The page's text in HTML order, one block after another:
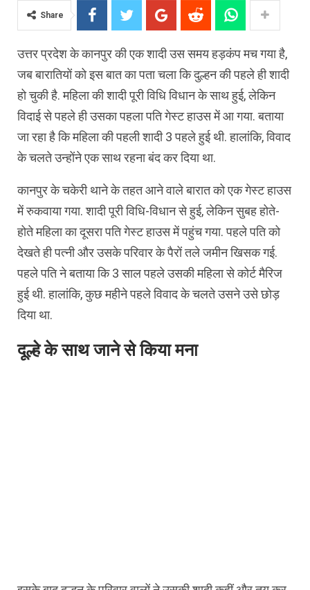
Share
उत्तर प्रदेश के कानपुर की एक शादी उस समय हड़कंप मच गया है,
जब बारातियों को इस बात का पता चला कि दुल्हन की पहले ही शादी
हो चुकी है. महिला की शादी पूरी विधि विधान के साथ हुई, लेकिन
विदाई से पहले ही उसका पहला पति गेस्ट हाउस में आ गया. बताया
जा रहा है कि महिला की पहली शादी 3 पहले हुई थी. हालांकि, विवाद
के चलते उन्होंने एक साथ रहना बंद कर दिया था.
कानपुर के चकेरी थाने के तहत आने वाले बारात को एक गेस्ट हाउस
में रुकवाया गया. शादी पूरी विधि-विधान से हुई, लेकिन सुबह होते-
होते महिला का दूसरा पति गेस्ट हाउस में पहुंच गया. पहले पति को
देखते ही पत्नी और उसके परिवार के पैरों तले जमीन खिसक गई.
पहले पति ने बताया कि 3 साल पहले उसकी महिला से कोर्ट मैरिज
हुई थी. हालांकि, कुछ महीने पहले विवाद के चलते उसने उसे छोड़
दिया था.
दूल्हे के साथ जाने से किया मना